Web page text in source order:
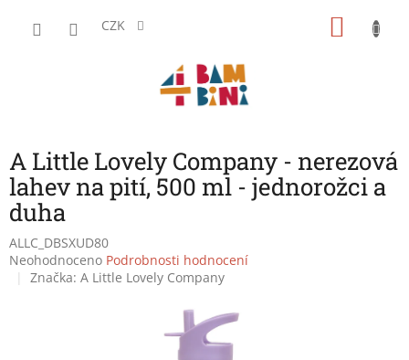
CZK
A Little Lovely Company - nerezová
lahev na pití, 500 ml - jednorožci a
duha
ALLC_DBSXUD80
Průměrné
hodnocení
Neohodnoceno Podrobnosti hodnocení
Značka: A Little Lovely Company